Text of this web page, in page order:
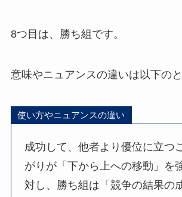
8つ目は、勝ち組です。
意味やニュアンスの違いは以下のと
使い方やニュアンスの違い
成功して、他者より優位に立つ
がりが「下から上への移動」を
対し、勝ち組は「競争の結果の